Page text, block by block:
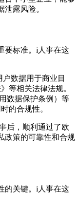
露风险。
要标准。i人事在这
户数据用于商业目
等相关法律法规。
数据保护条例）等
的合规性。
后，顺利通过了欧
政策的可靠性和合规
的关键。i人事在这